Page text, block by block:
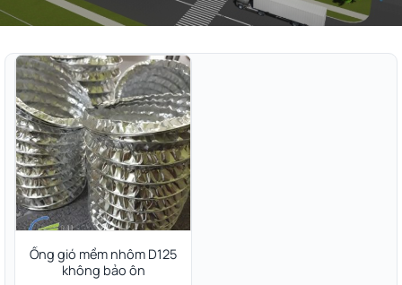
Ống gió mềm nhôm D125
không bảo ôn